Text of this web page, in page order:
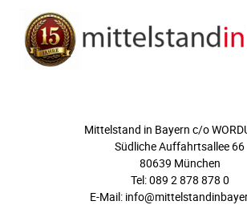
Mittelstand in Bayern c/o
Südliche Auffahrtsallee 66
80639 München
Tel: 089 2 878 878 0
E-Mail: